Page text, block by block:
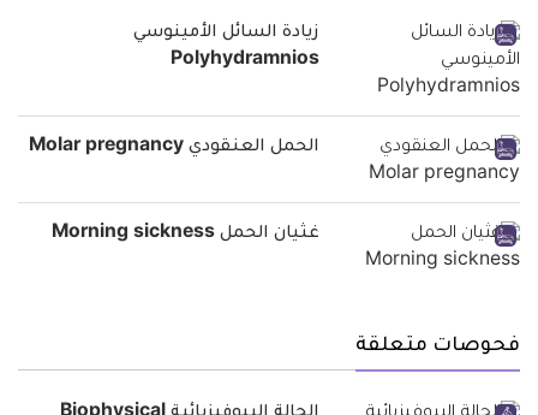
زيادة السائل الأمينوسي
Polyhydramnios
الحمل العنقودي Molar pregnancy
غثيان الحمل Morning sickness
فحوصات متعلقة